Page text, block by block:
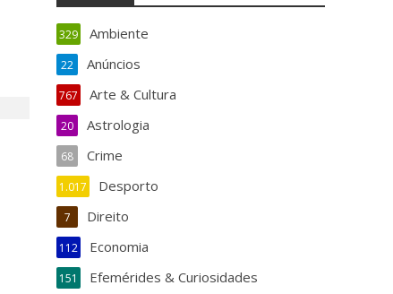
Ambiente
329
Anúncios
22
Arte & Cultura
767
Astrologia
20
Crime
68
Desporto
1.017
Direito
7
Economia
112
Efemérides & Curiosidades
151